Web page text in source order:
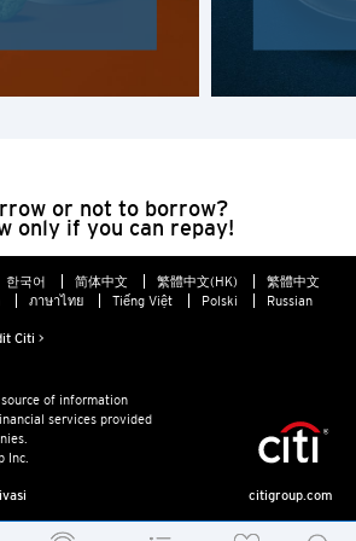
or not to borrow?
only if you can repay!
한국어 简体中文 繁體中文(HK)
繁體中文
ภาษาไทย Tiếng Việt Polski Russian
Citi >
of information
services provided
Inc.
citigroup.com
Hong Kong
Kong
Hong Kong